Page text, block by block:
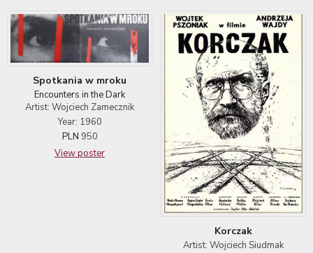
Spotkania w mroku
Encounters in the Dark
Artist: Wojciech Zamecznik
Year: 1960
PLN 950
View poster
Korczak
Artist: Wojciech Siudmak